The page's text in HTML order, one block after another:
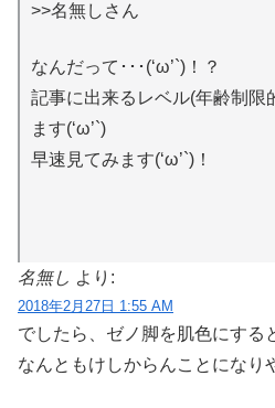
>>名無しさん
なんだって･･･(‘ω’`)！？
記事に出来るレベル(年齢制限
ます(‘ω’`)
早速見てみます(‘ω’`)！
名無し より:
2018年2月27日 1:55 AM
でしたら、ゼノ脚を肌色にする
なんともけしからんことになり